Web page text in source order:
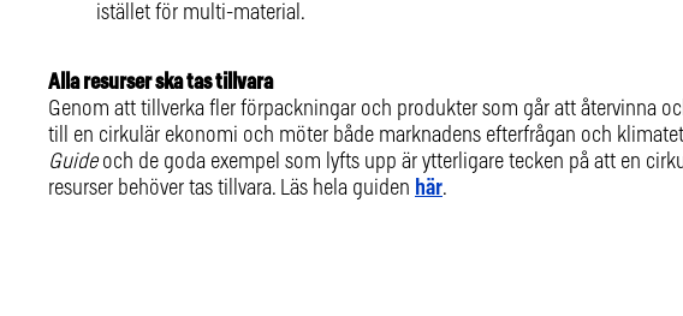
istället för multi-material.
Alla resurser ska tas tillvara
Genom att tillverka fler förpackningar och produkter som går att återvinna
till en cirkulär ekonomi och möter både marknadens efterfrågan och
Guideoch de goda exempel som lyfts upp är ytterligare tecken på att en
resurser behöver tas tillvara. Läs hela guiden här.